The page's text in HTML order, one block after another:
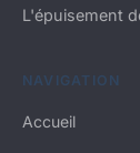
L'épuisement
NAVIGATION
Accueil